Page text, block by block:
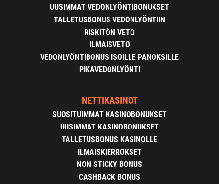
UUSIMMAT VEDONLYÖNTIBONUKSET
TALLETUSBONUS VEDONLYÖNTIIN
RISKITÖN VETO
ILMAISVETO
VEDONLYÖNTIBONUS ISOILLE PANOKSILLE
PIKAVEDONLYÖNTI
NETTIKASINOT
SUOSITUIMMAT KASINOBONUKSET
UUSIMMAT KASINOBONUKSET
TALLETUSBONUS KASINOLLE
ILMAISKIERROKSET
NON STICKY BONUS
CASHBACK BONUS